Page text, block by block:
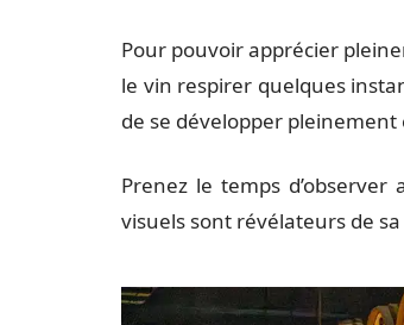
Pour pouvoir apprécier
le vin respirer quelques
de se développer
Prenez le temps
visuels sont révélateurs de